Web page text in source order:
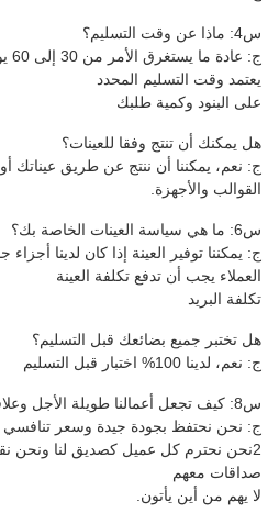
ج: عادة ما يستغرق الأمر من 30 إلى 60 يومًا بعد تلقي الدفع المسبق.
عيناتك أو الرسومات الفنية. يمكننا بناء
كان لدينا أجزاء جاهزة في المخزون، ولكن
التسليم؟
تنافسي لضمان استفادة عملائنا ؛
لنا ونحن نقوم بأعمالنا بصدق ونصنع